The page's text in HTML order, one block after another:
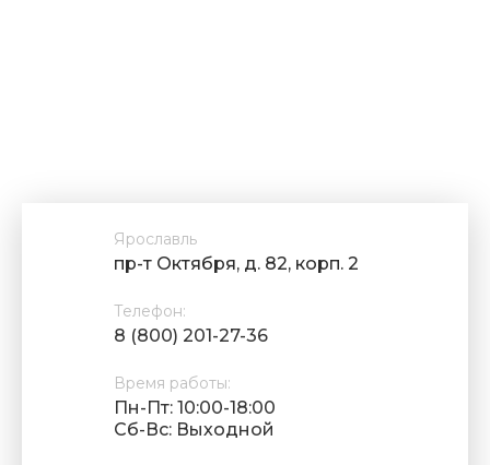
Ярославль
пр-т Октября, д. 82, корп. 2
Телефон:
8 (800) 201-27-36
Время работы:
Пн-Пт: 10:00-18:00
Cб-Вс: Выходной